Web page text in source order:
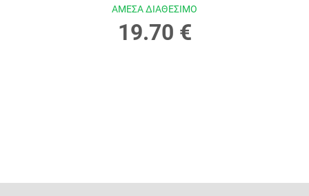
ΑΜΕΣΑ ΔΙΑΘΕΣΙΜΟ
19.70 €